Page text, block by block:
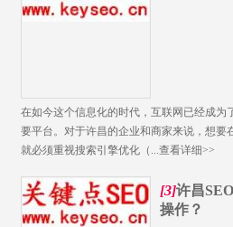
在如今这个信息化的时代，互联网已经成为
要平台。对于许昌的企业和商家来说，想要
就必须重视搜索引擎优化（...查看详细>>
[3]许昌
操作？